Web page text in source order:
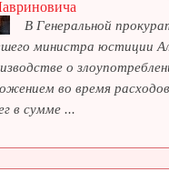
В Генеральной
министра юстиции
о
во время
в сумме ...